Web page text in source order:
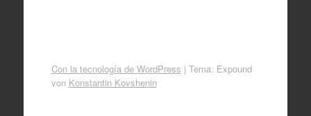
Con la tecnología de WordPress | Tema: Expound
von Konstantin Kovshenin